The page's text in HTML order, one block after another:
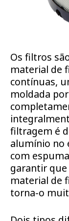
Os filtros
material de
contínuas,
moldada
filtragem é
alumínio no
com
garantir que
material de
torna-o